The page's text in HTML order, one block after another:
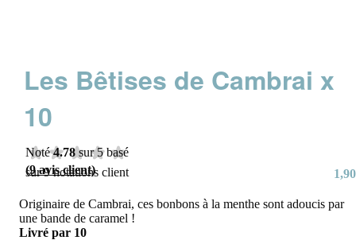
Les Bêtises de Cambrai x
10
Noté4.78 sur 5 basé
sur9notations client
(9avis client) 1,90
Originaire de Cambrai, ces bonbons à la menthe sont adoucis par
une bande de caramel !
Livré par 10